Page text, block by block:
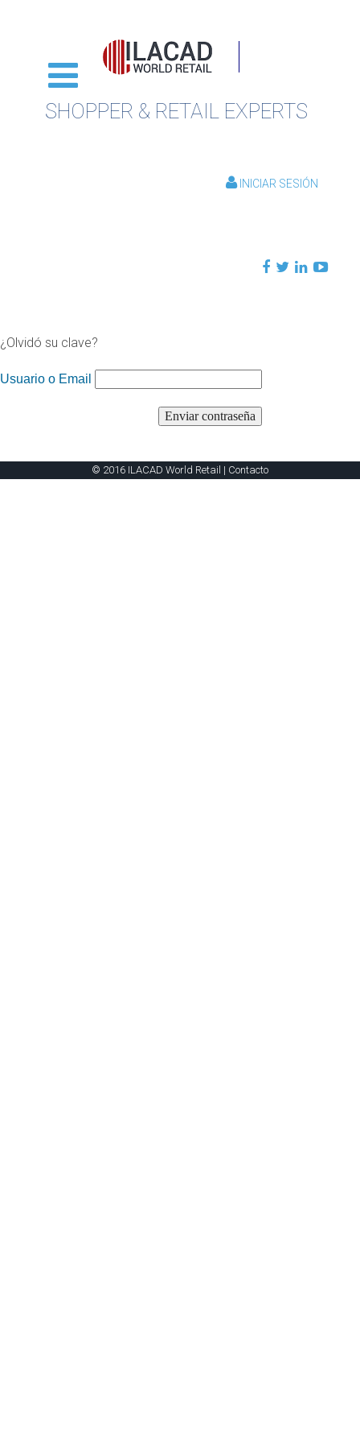
SHOPPER & RETAIL EXPERTS
INICIAR SESIÓN
¿Olvidó su clave?
Usuario o Email
© 2016 ILACAD World Retail | Contacto